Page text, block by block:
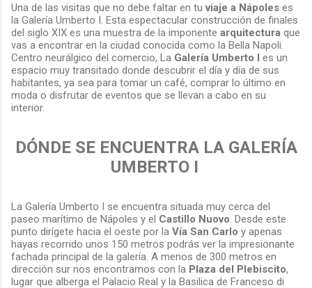
Una de las visitas que no debe faltar en tuviaje a Nápoles es
la Galería Umberto I. Esta espectacular construcción de finales
del siglo XIX es una muestra de la imponente arquitectura que
vas a encontrar en la ciudad conocida como la Bella Napoli.
Centro neurálgico del comercio, La Galería Umberto I es un
espacio muy transitado donde descubrir el día y día de sus
habitantes, ya sea para tomar un café, comprar lo último en
moda o disfrutar de eventos que se llevan a cabo en su
interior.
DÓNDE SE ENCUENTRA LA GALERÍA
UMBERTO I
La Galería Umberto I se encuentra situada muy cerca del
paseo marítimo de Nápoles y el Castillo Nuovo . Desde este
punto dirígete hacia el oeste por la Vía San Carlo y apenas
hayas recorrido unos 150 metros podrás ver la impresionante
fachada principal de la galería. A menos de 300 metros en
dirección sur nos encontramos con la Plaza del Plebiscito,
lugar que alberga el Palacio Real y la Basilica de Franceso di